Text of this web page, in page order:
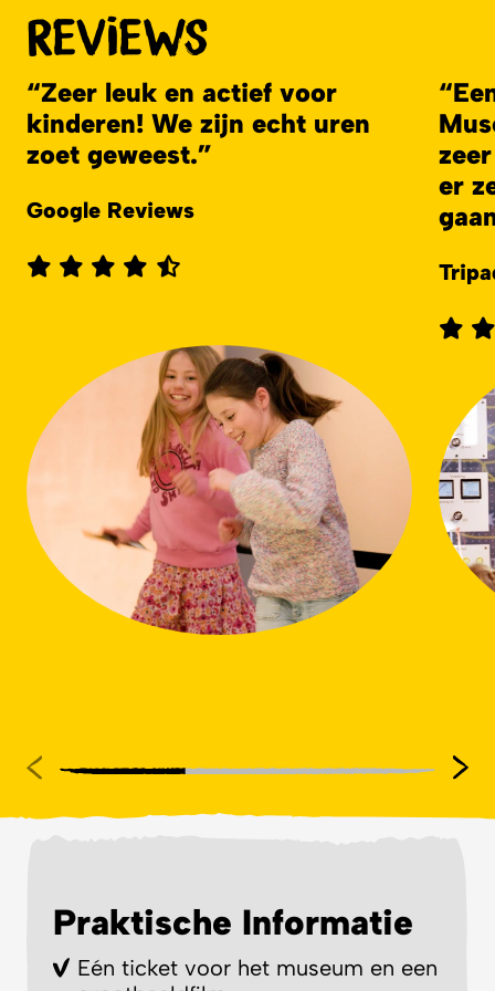
Reviews
Zeer leuk en actief voor
kinderen! We zijn echt uren
zoet geweest.
Google Reviews
er
Praktische Informatie
Eén ticket voor het museum en een